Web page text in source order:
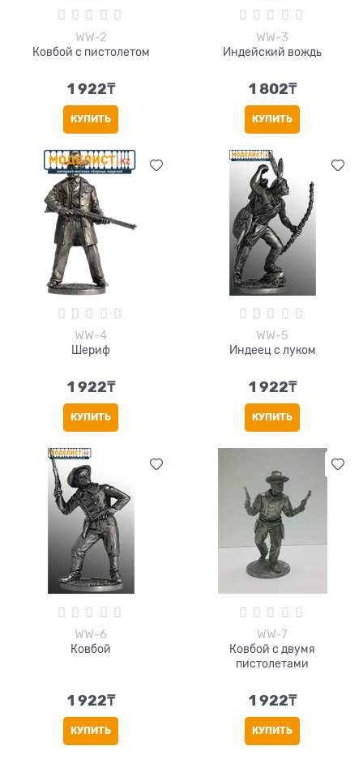
WW-2
Ковбой с пистолетом
1 922₸
КУПИТЬ
WW-3
Индейский вождь
1 802₸
КУПИТЬ
WW-4
Шериф
1 922₸
КУПИТЬ
WW-5
Индеец с луком
1 922₸
КУПИТЬ
WW-6
Ковбой
1 922₸
КУПИТЬ
WW-7
Ковбой с двумя
пистолетами
1 922₸
КУПИТЬ